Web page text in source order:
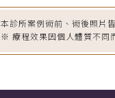
本診所案例術前、術後照片
※ 療程效果因個人體質不同